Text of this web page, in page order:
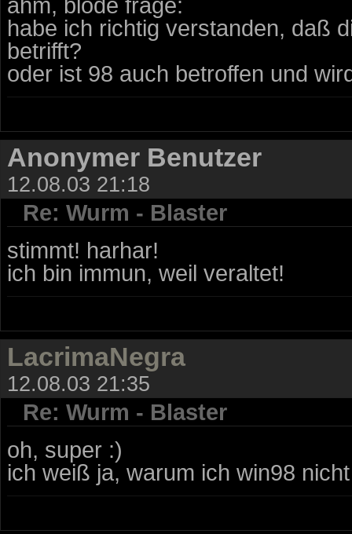
habe ich richtig verstanden, daß
betrifft?
oder ist 98 auch betroffen und
Anonymer Benutzer
12.08.03 21:18
Re: Wurm - Blaster
stimmt! harhar!
ich bin immun, weil veraltet!
LacrimaNegra
12.08.03 21:35
Re: Wurm - Blaster
oh, super :)
ich weiß ja, warum ich win98